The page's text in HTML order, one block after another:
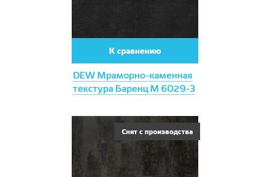
DEW Мраморно-каменная
текстура Баренц М 6029-3
К сравнению
Снят с производства